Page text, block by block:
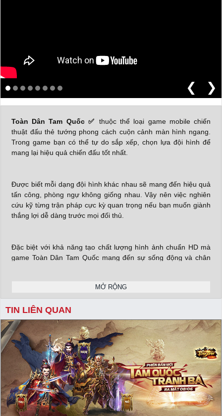
❮ ❯
Toàn Dân Tam Quốc ✅thuộc thể loại game mobile chiến
thuật đấu thẻ tướng phong cách cuộn cảnh màn hình ngang.
Trong game bạn có thể tự do sắp xếp, chọn lựa đội hình để
mang lại hiệu quả chiến đấu tốt nhất.
Được biết mỗi dạng đội hình khác nhau sẽ mang đến hiệu quả
tấn công, phòng ngự không giống nhau. Vậy nên việc nghiên
cứu kỹ từng trận pháp cực kỳ quan trọng nếu bạn muốn giành
thắng lợi dễ dàng trước mọi đối thủ.
Đặc biệt với khả năng tạo chất lượng hình ảnh chuẩn HD mà
game Toàn Dân Tam Quốc mang đến sự sống động và chân
skill mãn nhãn khiến người chơi không khỏi trầm trồ sau những
hoạt cảnh chiến đấu cuồng bạo.
MỞ RỘNG
TIN LIÊN QUAN